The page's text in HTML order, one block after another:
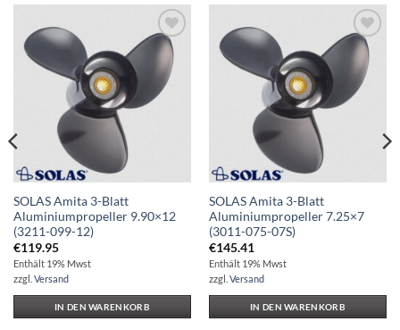
Auf die
Wunschliste
SOLAS Amita 3-Blatt
Aluminiumpropeller 9.90×12
(3211-099-12)
€119.95
Enthält 19% Mwst
zzgl. Versand
IN DEN WARENKORB
Auf die
Wunschliste
SOLAS Amita 3-Blatt
Aluminiumpropeller 7.25×7
(3011-075-07S)
€145.41
Enthält 19% Mwst
zzgl. Versand
IN DEN WARENKORB